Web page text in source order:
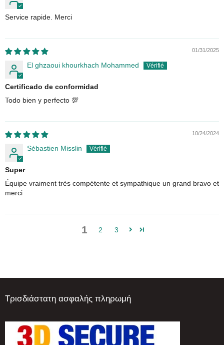
Service rapide. Merci
01/31/2025
El ghzaoui khourkhach Mohammed
Certificado de conformidad
Todo bien y perfecto 💯
10/24/2024
Sébastien Misslin
Super
Équipe vraiment très compétente et sympathique un grand bravo et
merci
1 2 3
Τρισδιάστατη ασφαλής πληρωμή